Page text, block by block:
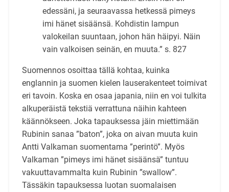
edessäni, ja seuraavassa hetkessä pimeys
imi hänet sisäänsä. Kohdistin lampun
valokeilan suuntaan, johon hän häipyi. Näin
vain valkoisen seinän, en muuta.” s. 827
Suomennos osoittaa tällä kohtaa, kuinka
englannin ja suomen kielen lauserakenteet toimivat
eri tavoin. Koska en osaa japania, niin en voi tulkita
alkupe­räistä tekstiä verrattuna näihin kahteen
käännökseen. Joka tapauksessa jäin miettimään
Rubinin sanaa ”baton”, joka on aivan muuta kuin
Antti Valkaman suomentama ”perintö”. Myös
Valkaman ”pimeys imi hänet sisäänsä” tuntuu
vakuuttavammalta kuin Rubinin ”swallow”.
Tässäkin tapauk­sessa luotan suomalaisen